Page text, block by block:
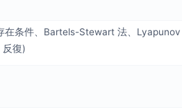
条件、Bartels-Stewart 法、Lyapunov
復)